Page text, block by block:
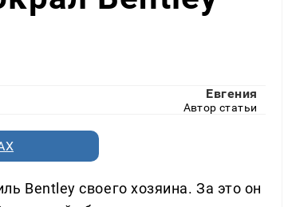
Евгения
Автор статьи
Bentley своего хозяина. За это он